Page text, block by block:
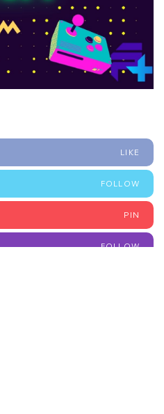
LIKE
FOLLOW
PIN
FOLLOW